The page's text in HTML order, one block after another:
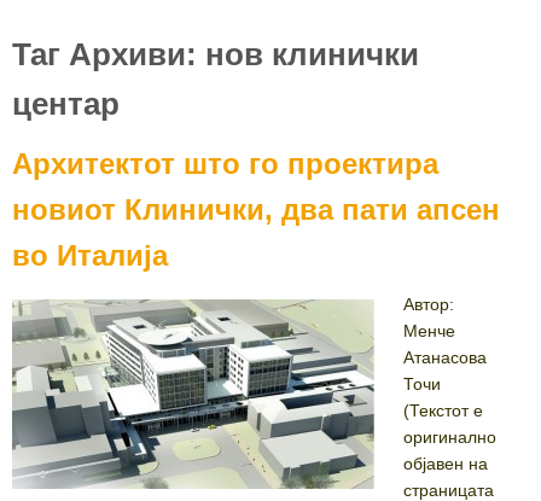
Таг Архиви: нов клинички
центар
Архитектот што го проектира
новиот Клинички, два пати апсен
во Италија
Автор:
Менче
Атанасова
Точи
(Текстот е
оригинално
објавен на
страницата